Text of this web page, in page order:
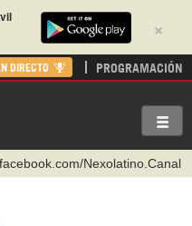
×
DIRECTO PROGRAMACIÓN
Nexolatino.Canal
nexo_latino